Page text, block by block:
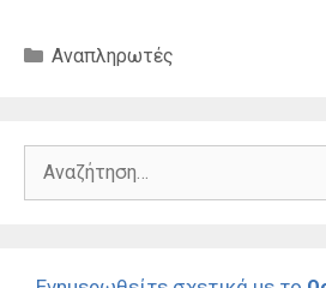
Κατηγορίες
Αναπληρωτές
Αναζήτηση